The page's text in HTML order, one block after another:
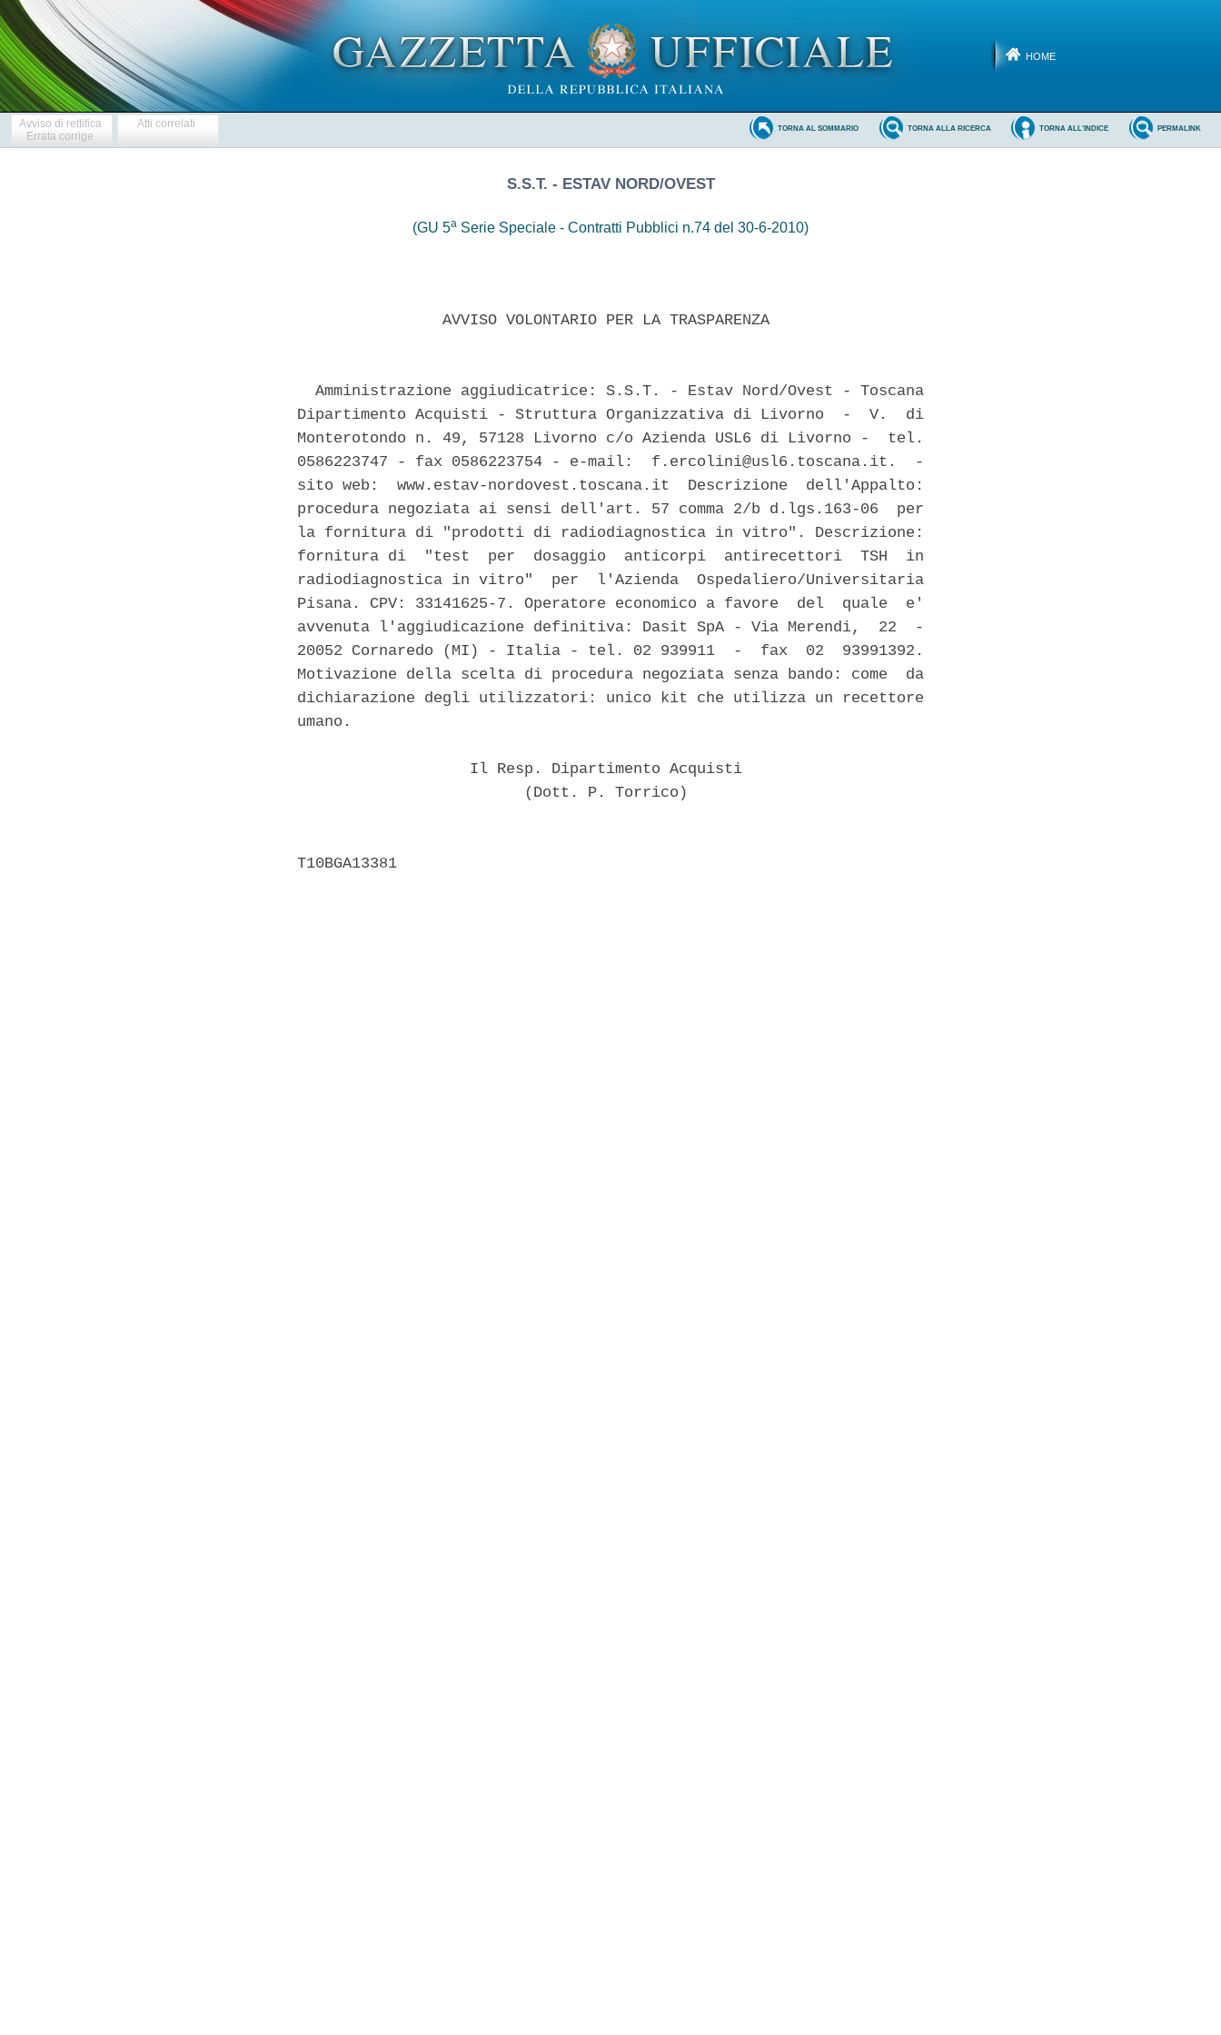
HOME
Avviso di rettifica
Errata corrige
Atti correlati PERMALINK
TORNA ALL'INDICE
TORNA ALLA RICERCA
TORNA AL SOMMARIO
S.S.T. - ESTAV NORD/OVEST
(GU 5a Serie Speciale - Contratti Pubblici n.74 del 30-6-2010)
                AVVISO VOLONTARIO PER LA TRASPARENZA
  Amministrazione aggiudicatrice: S.S.T. - Estav Nord/Ovest - Toscana
Dipartimento Acquisti - Struttura Organizzativa di Livorno  -  V.  di
Monterotondo n. 49, 57128 Livorno c/o Azienda USL6 di Livorno -  tel.
0586223747 - fax 0586223754 - e-mail:  f.ercolini@usl6.toscana.it.  -
sito web:  www.estav-nordovest.toscana.it  Descrizione  dell'Appalto:
procedura negoziata ai sensi dell'art. 57 comma 2/b d.lgs.163-06  per
la fornitura di "prodotti di radiodiagnostica in vitro". Descrizione:
fornitura di  "test  per  dosaggio  anticorpi  antirecettori  TSH  in
radiodiagnostica in vitro"  per  l'Azienda  Ospedaliero/Universitaria
Pisana. CPV: 33141625-7. Operatore economico a favore  del  quale  e'
avvenuta l'aggiudicazione definitiva: Dasit SpA - Via Merendi,  22  -
20052 Cornaredo (MI) - Italia - tel. 02 939911  -  fax  02  93991392.
Motivazione della scelta di procedura negoziata senza bando: come  da
dichiarazione degli utilizzatori: unico kit che utilizza un recettore
umano.
                   Il Resp. Dipartimento Acquisti
                         (Dott. P. Torrico)